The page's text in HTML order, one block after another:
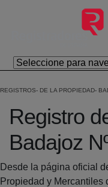
Eduki nagusira joan
REGISTROS DE LA PROPIEDAD
Registro
Badajoz
Desde la página oficial
Propiedad y Mercantiles